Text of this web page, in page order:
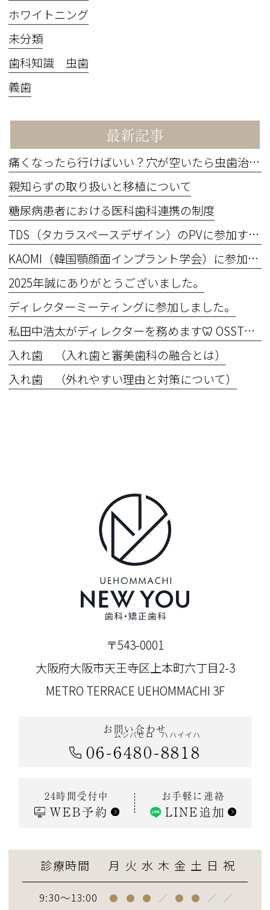
ホワイトニング
未分類
歯科知識 虫歯
義歯
最新記事
痛くなったら行けばいい？穴が空いたら虫歯治療？
親知らずの取り扱いと移植について
糖尿病患者における医科歯科連携の制度
TDS（タカラスペースデザイン）のPVに参加するため撮影を行いました。
KAOMI（韓国顎顔面インプラント学会）に参加してきました！
2025年誠にありがとうございました。
ディレクターミーティングに参加しました。
私田中浩太がディレクターを務めます🦷 OSSTEM Implant Basic Course 2025 in OIC Master the Basics ― 基礎こそ真髄！“できない”を“できる”に変える6日間
入れ歯 （入れ歯と審美歯科の融合とは）
入れ歯 （外れやすい理由と対策について）
〒543-0001
大阪府大阪市天王寺区上本町六丁目2-3
METRO TERRACE UEHOMMACHI 3F
お問い合わせ
06-6480
ムシバゼロ
-8818
ハハイイハ
24時間受付中
WEB予約
お手軽に連絡
LINE追加
診療時間 月 火 水 木 金 土 日 祝
9:30～13:00 ● ● ● ／ ● ● ／ ／